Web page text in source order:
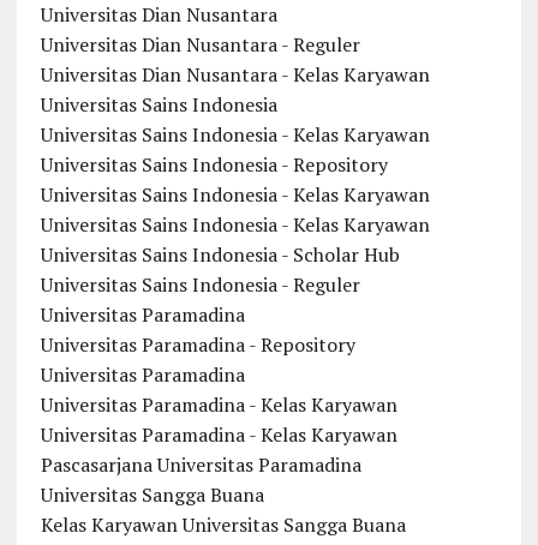
Universitas Dian Nusantara
Universitas Dian Nusantara - Reguler
Universitas Dian Nusantara - Kelas Karyawan
Universitas Sains Indonesia
Universitas Sains Indonesia - Kelas Karyawan
Universitas Sains Indonesia - Repository
Universitas Sains Indonesia - Kelas Karyawan
Universitas Sains Indonesia - Kelas Karyawan
Universitas Sains Indonesia - Scholar Hub
Universitas Sains Indonesia - Reguler
Universitas Paramadina
Universitas Paramadina - Repository
Universitas Paramadina
Universitas Paramadina - Kelas Karyawan
Universitas Paramadina - Kelas Karyawan
Pascasarjana Universitas Paramadina
Universitas Sangga Buana
Kelas Karyawan Universitas Sangga Buana